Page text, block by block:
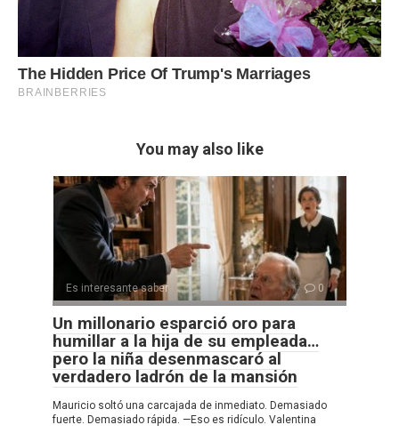
You may also like
Es interesante saber 0
Un millonario esparció oro para
humillar a la hija de su empleada…
pero la niña desenmascaró al
verdadero ladrón de la mansión
Mauricio soltó una carcajada de inmediato. Demasiado
fuerte. Demasiado rápida. —Eso es ridículo. Valentina